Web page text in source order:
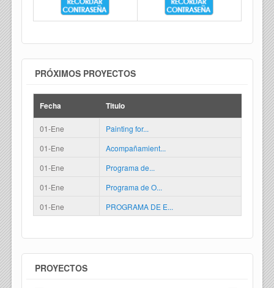
PRÓXIMOS PROYECTOS
Fecha Titulo
01-Ene
Painting for...
01-Ene
Acompañamient...
01-Ene
Programa de...
01-Ene
Programa de O...
01-Ene
PROGRAMA DE E...
PROYECTOS